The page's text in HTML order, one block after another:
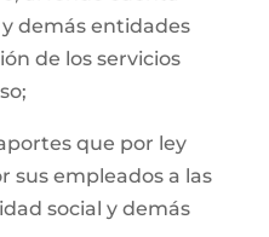
demás entidades
de los servicios
que por ley
sus empleados a las
social y demás